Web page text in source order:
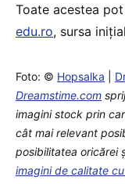
Toate acestea
edu.ro, sursa
Foto: © Hopsalka
Dreamstime.com
imagini stock prin
cât mai relevant
posibilitatea oricărei
imagini de calitate